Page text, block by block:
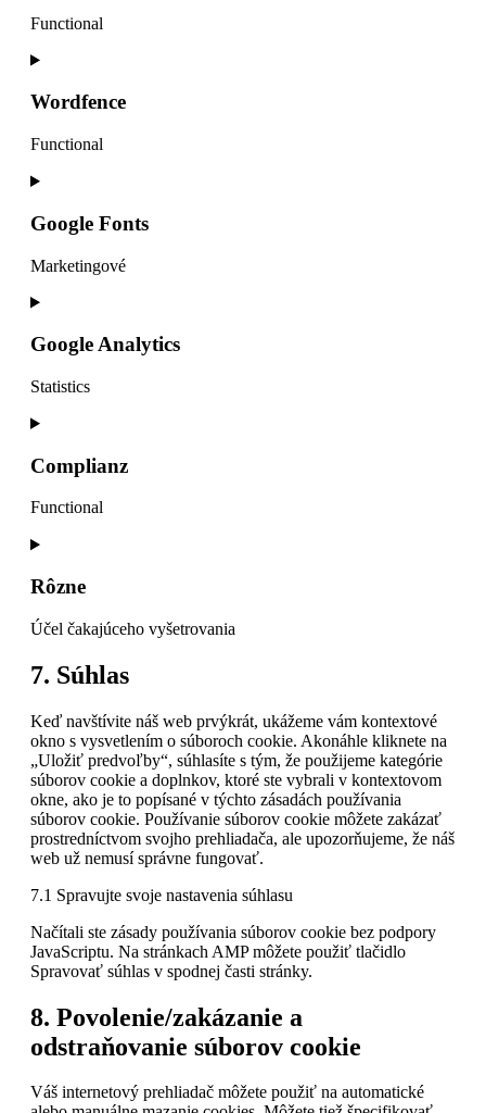
Functional
Consent
service
Wordfence
Functional
Consent
service
wordfence
Google Fonts
Marketingové
Consent
service
google-
fonts
Google Analytics
Statistics
Consent
service
google-
analytics
Complianz
Functional
Consent
service
Rôzne
Účel čakajúceho vyšetrovania
Consent
to
rôzne
7. Súhlas
Keď navštívite náš web prvýkrát, ukážeme vám kontextové
okno s vysvetlením o súboroch cookie. Akonáhle kliknete na
„Uložiť predvoľby“, súhlasíte s tým, že použijeme kategórie
súborov cookie a doplnkov, ktoré ste vybrali v kontextovom
okne, ako je to popísané v týchto zásadách používania
súborov cookie. Používanie súborov cookie môžete zakázať
prostredníctvom svojho prehliadača, ale upozorňujeme, že náš
web už nemusí správne fungovať.
7.1 Spravujte svoje nastavenia súhlasu
Načítali ste zásady používania súborov cookie bez podpory
JavaScriptu. Na stránkach AMP môžete použiť tlačidlo
Spravovať súhlas v spodnej časti stránky.
8. Povolenie/zakázanie a
odstraňovanie súborov cookie
Váš internetový prehliadač môžete použiť na automatické